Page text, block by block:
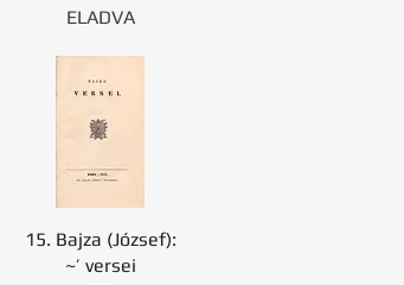
ELADVA
15. Bajza (József):
~’ versei